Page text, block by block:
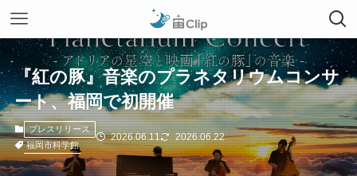
『紅の豚』音楽のプラネタリウムコンサ
ート、福岡で初開催
プレスリリース
福岡市科学館
2026.06.11 2026.06.22